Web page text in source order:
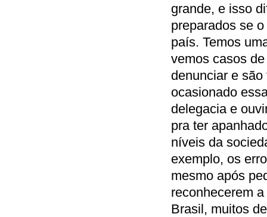
grande, e isso
preparados se
país. Temos
vemos casos
denunciar e
ocasionado
delegacia e
pra ter
níveis da
exemplo, os
mesmo após
reconhecerem
Brasil, muitos